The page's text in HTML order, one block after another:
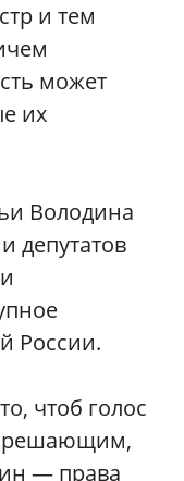
и тем
может
их
Володина
депутатов
России.
чтоб голос
решающим,
— права